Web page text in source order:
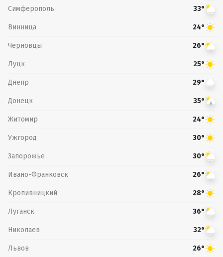
Симферополь 33°
Винница 24°
Черновцы 26°
Луцк 25°
Днепр 29°
Донецк 35°
Житомир 24°
Ужгород 30°
Запорожье 30°
Ивано-Франковск 26°
Кропивницкий 28°
Луганск 36°
Николаев 32°
Львов 26°